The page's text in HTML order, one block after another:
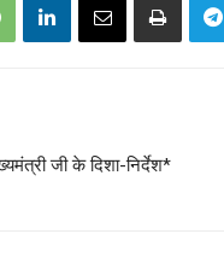
जी के दिशा-निर्देश*